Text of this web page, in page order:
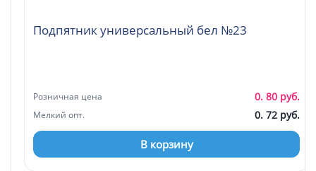
Подпятник универсальный бел №23
Розничная цена 0. 80 руб.
Мелкий опт. 0. 72 руб.
В корзину